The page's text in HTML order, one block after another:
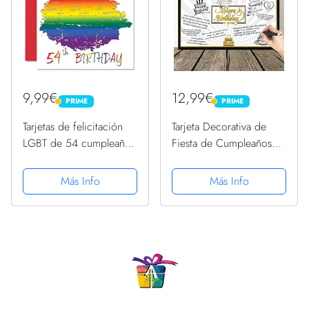
9,99€ PRIME
PRIME
Tarjetas de felicitación
LGBT de 54 cumpleaños
cumpleaños, tarjeta
LGBT de 54 cumpleaños
para pareja de novia,
Más Info
12,99€ PRIME
PRIME
Tarjeta Decorativa de
Fiesta de Cumpleaños
de Mensaje de Happy
Birthday Globos
Gigantes Negros y
Más Info